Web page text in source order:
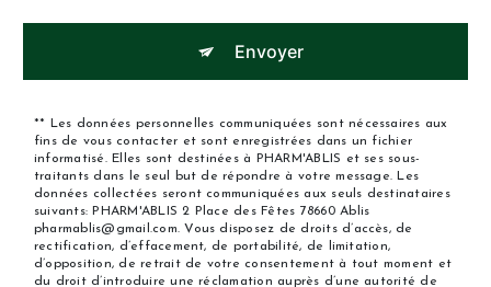
Envoyer
** Les données personnelles communiquées sont nécessaires aux
fins de vous contacter et sont enregistrées dans un fichier
informatisé. Elles sont destinées à PHARM'ABLIS et ses sous-
traitants dans le seul but de répondre à votre message. Les
données collectées seront communiquées aux seuls destinataires
suivants: PHARM'ABLIS 2 Place des Fêtes 78660 Ablis
pharmablis@gmail.com. Vous disposez de droits d’accès, de
rectification, d’effacement, de portabilité, de limitation,
d’opposition, de retrait de votre consentement à tout moment et
du droit d’introduire une réclamation auprès d’une autorité de